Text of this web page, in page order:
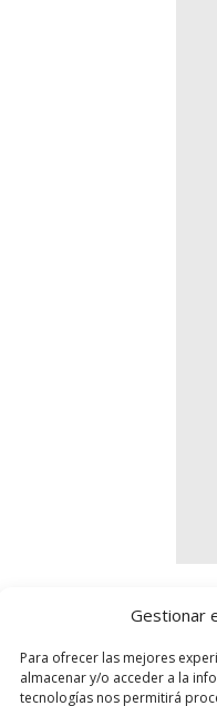
Gestionar
Para ofrecer las mejores
almacenar y/o acceder a la
tecnologías nos permitirá